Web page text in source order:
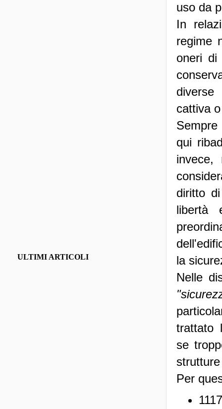
uso da
In
regime
oneri di
cattiva
Sempre
qui
invece,
diritto
libertà
la
Nelle
trattato
se
Per
ULTIMI ARTICOLI